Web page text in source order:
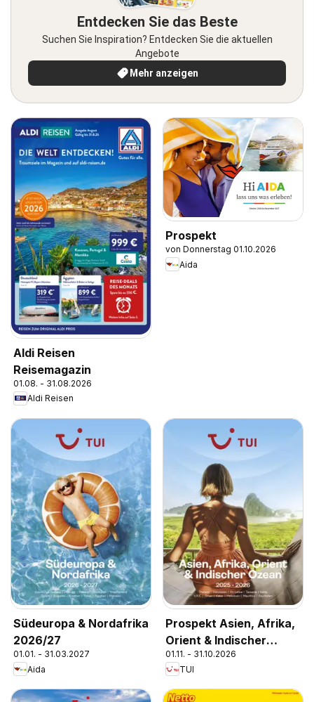
Entdecken Sie das Beste
Suchen Sie Inspiration? Entdecken Sie die aktuellen
Angebote
Mehr anzeigen
Aldi Reisen
Reisemagazin
01.08. - 31.08.2026
Aldi Reisen
Prospekt
von Donnerstag 01.10.2026
Aida
Südeuropa & Nordafrika
2026/27
01.01. - 31.03.2027
Aida
Prospekt Asien, Afrika,
Orient & Indischer
Ozean 2025/26
01.11. - 31.10.2026
TUI